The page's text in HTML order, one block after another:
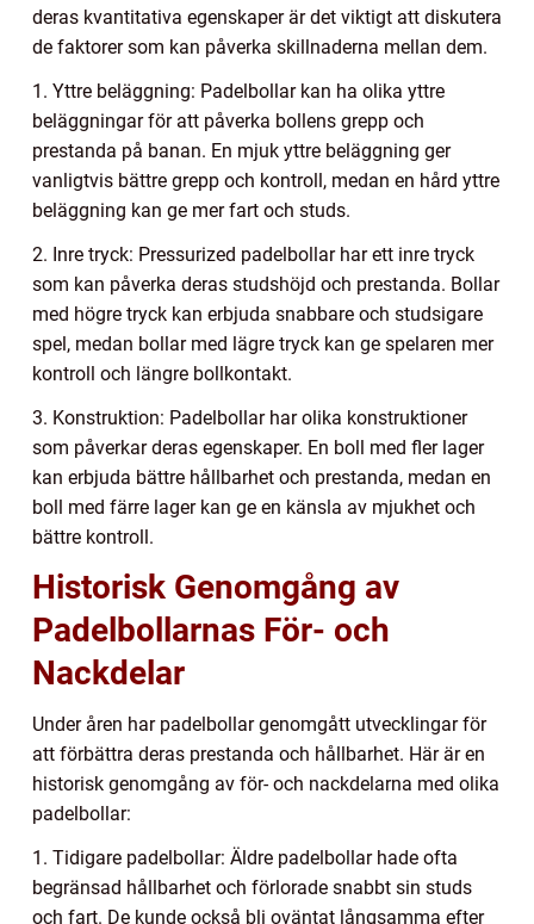
deras kvantitativa egenskaper är det viktigt att diskutera
de faktorer som kan påverka skillnaderna mellan dem.
1. Yttre beläggning: Padelbollar kan ha olika yttre
beläggningar för att påverka bollens grepp och
prestanda på banan. En mjuk yttre beläggning ger
vanligtvis bättre grepp och kontroll, medan en hård yttre
beläggning kan ge mer fart och studs.
2. Inre tryck: Pressurized padelbollar har ett inre tryck
som kan påverka deras studshöjd och prestanda. Bollar
med högre tryck kan erbjuda snabbare och studsigare
spel, medan bollar med lägre tryck kan ge spelaren mer
kontroll och längre bollkontakt.
3. Konstruktion: Padelbollar har olika konstruktioner
som påverkar deras egenskaper. En boll med fler lager
kan erbjuda bättre hållbarhet och prestanda, medan en
boll med färre lager kan ge en känsla av mjukhet och
bättre kontroll.
Historisk Genomgång av
Padelbollarnas För- och
Nackdelar
Under åren har padelbollar genomgått utvecklingar för
att förbättra deras prestanda och hållbarhet. Här är en
historisk genomgång av för- och nackdelarna med olika
padelbollar:
1. Tidigare padelbollar: Äldre padelbollar hade ofta
begränsad hållbarhet och förlorade snabbt sin studs
och fart. De kunde också bli oväntat långsamma efter